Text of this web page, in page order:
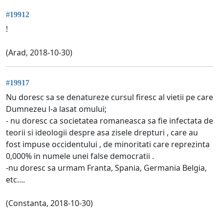
#19912
!
(Arad, 2018-10-30)
#19917
Nu doresc sa se denatureze cursul firesc al vietii pe care
Dumnezeu l-a lasat omului;
- nu doresc ca societatea romaneasca sa fie infectata de
teorii si ideologii despre asa zisele drepturi , care au
fost impuse occidentului , de minoritati care reprezinta
0,000% in numele unei false democratii .
-nu doresc sa urmam Franta, Spania, Germania Belgia,
etc....
(Constanta, 2018-10-30)